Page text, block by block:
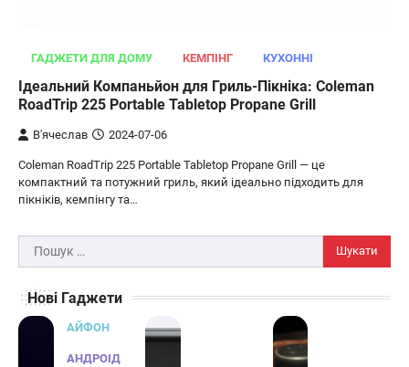
ГАДЖЕТИ ДЛЯ ДОМУ КЕМПІНГ КУХОННІ
Ідеальний Компаньйон для Гриль-Пікніка: Coleman
RoadTrip 225 Portable Tabletop Propane Grill
В'ячеслав 2024-07-06
Coleman RoadTrip 225 Portable Tabletop Propane Grill — це
компактний та потужний гриль, який ідеально підходить для
пікніків, кемпінгу та…
Пошук:
Нові Гаджети
АЙФОН
АНДРОІД
3
Розумні сонячні прожектори AiDot
В'ячеслав 2024-09-05
AiDot Linkind — це розумні сонячні
освітлення вашого подвір'я, саду або…
Joyroom JR-TCW02 на 65 Вт
Joyroom JR-TCW02 — це універсальний
дорожній адаптер потужністю 65 Вт,
розроблений для заряджання ваших